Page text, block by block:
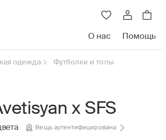
О нас Помощь
одежда Футболки и топы
x SFS
Вещь аутентифицирована